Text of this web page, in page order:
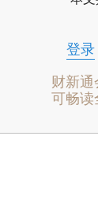
登录
财新通
可畅读